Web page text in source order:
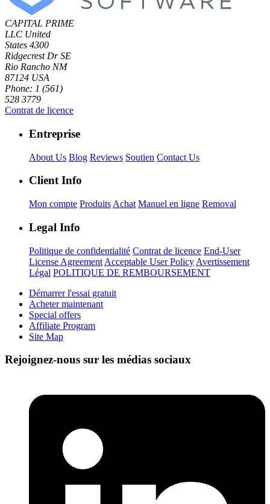
CAPITAL PRIME
LLC United
States 4300
Ridgecrest Dr SE
Rio Rancho NM
87124 USA
Phone: 1 (561)
528 3779
Contrat de licence
Entreprise
About Us Blog Reviews Soutien Contact Us
Client Info
Mon compte Produits Achat Manuel en ligne Removal
Legal Info
Politique de confidentialité Contrat de licence End-User
License Agreement Acceptable User Policy Avertissement
Légal POLITIQUE DE REMBOURSEMENT
Démarrer l'essai gratuit
Acheter maintenant
Special offers
Affiliate Program
Site Map
Rejoignez-nous sur les médias sociaux